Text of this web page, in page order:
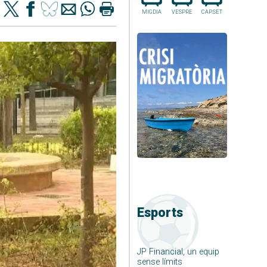
MIGDIA VESPRE CAP.SET
Esports
JP Financial, un equip
sense límits